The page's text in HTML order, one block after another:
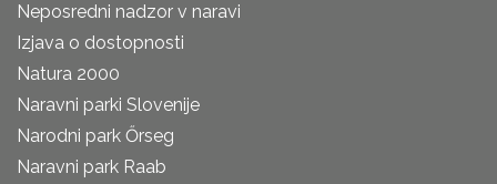
Neposredni nadzor v naravi
Izjava o dostopnosti
Natura 2000
Naravni parki Slovenije
Narodni park Őrseg
Naravni park Raab